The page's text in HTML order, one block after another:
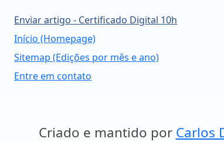
Enviar artigo - Certificado Digital 10h
Início (Homepage)
Sitemap (Edições por mês e ano)
Entre em contato
Criado e mantido por Carlos